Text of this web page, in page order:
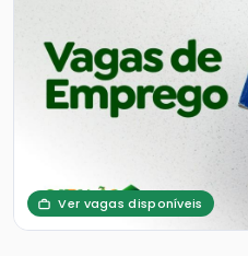
Ver vagas disponíveis